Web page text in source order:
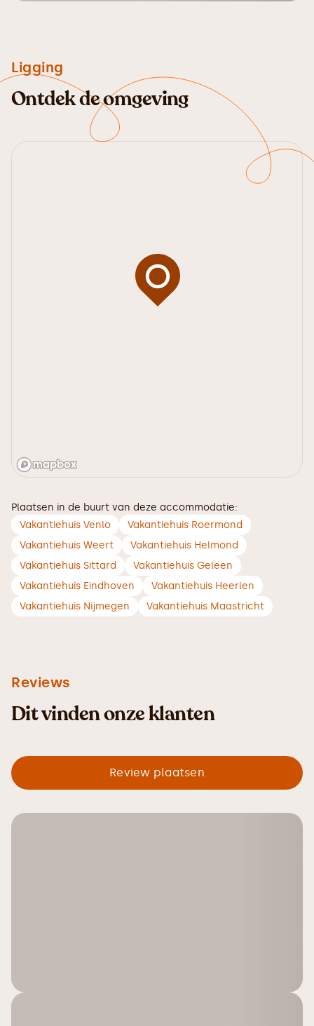
Ligging
Ontdek de omgeving
Plaatsen in de buurt van deze accommodatie:
Vakantiehuis Venlo
Vakantiehuis Roermond
Vakantiehuis Weert
Vakantiehuis Helmond
Vakantiehuis Sittard
Vakantiehuis Geleen
Vakantiehuis Eindhoven
Vakantiehuis Heerlen
Vakantiehuis Nijmegen
Vakantiehuis Maastricht
Reviews
Dit vinden onze klanten
Review plaatsen